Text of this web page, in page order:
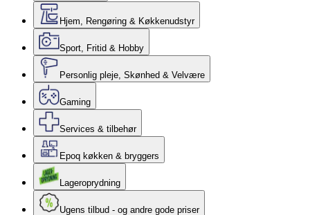
Hjem, Rengøring & Køkkenudstyr
Sport, Fritid & Hobby
Personlig pleje, Skønhed & Velvære
Gaming
Services & tilbehør
Epoq køkken & bryggers
Lageroprydning
Ugens tilbud - og andre gode priser